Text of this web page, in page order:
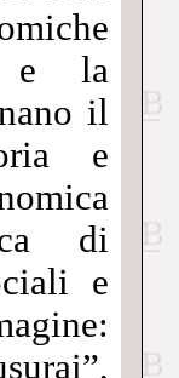
e la
il
e
di
e